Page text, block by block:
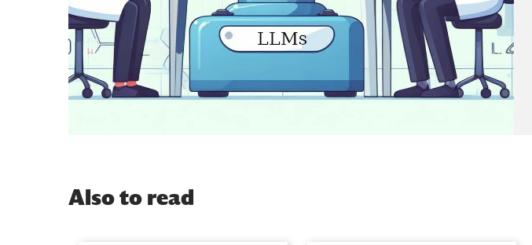
Also to read